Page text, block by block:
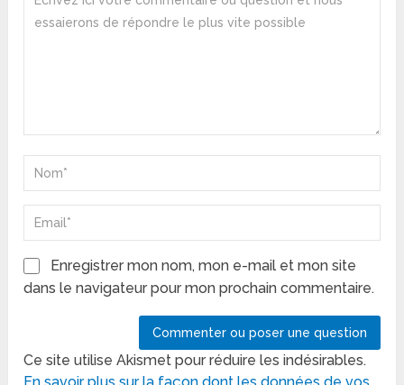
Enregistrer mon nom, mon e-mail et mon site
dans le navigateur pour mon prochain commentaire.
Ce site utilise Akismet pour réduire les indésirables.